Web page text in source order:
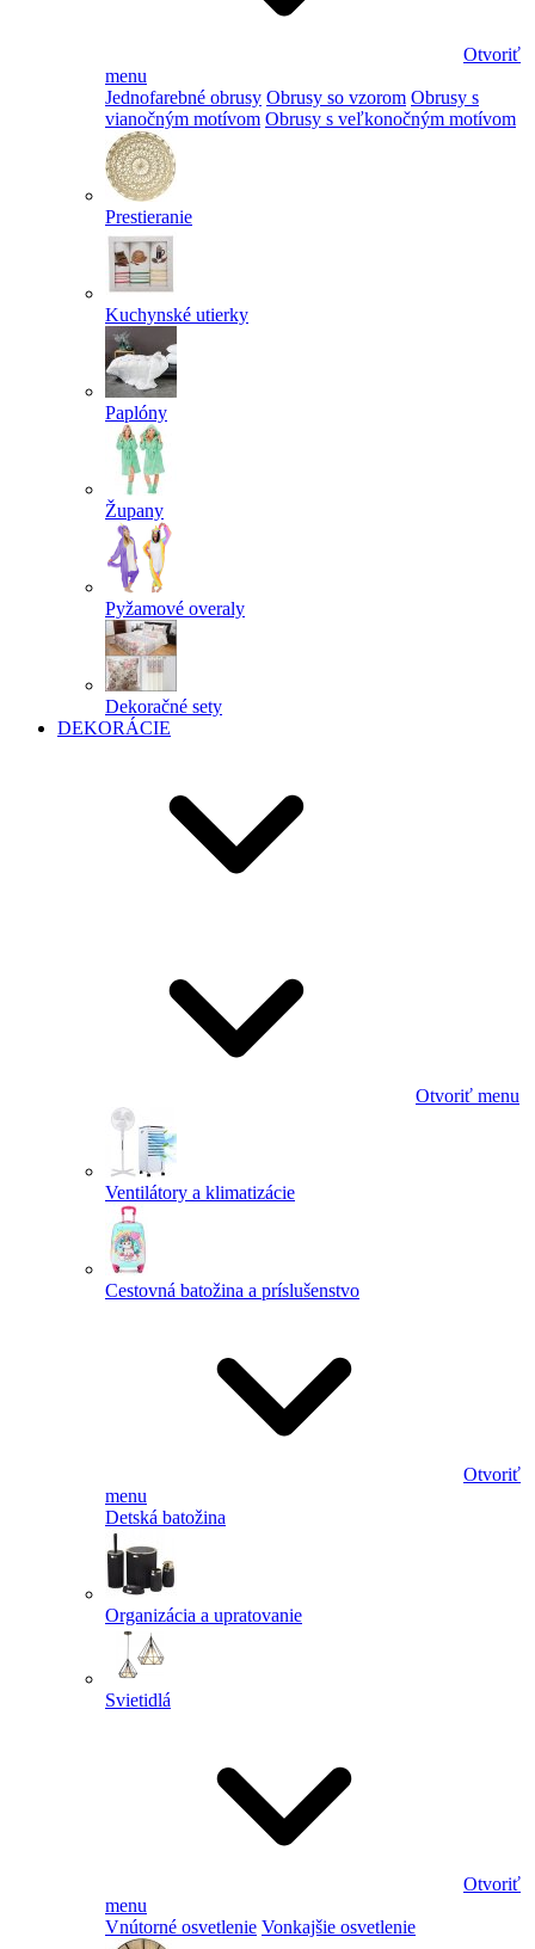
Otvoriť
menu
Jednofarebné obrusy Obrusy so vzorom Obrusy s
vianočným motívom Obrusy s veľkonočným motívom
Prestieranie
Kuchynské utierky
Paplóny
Župany
Pyžamové overaly
Dekoračné sety
DEKORÁCIE
Otvoriť menu
Ventilátory a klimatizácie
Cestovná batožina a príslušenstvo
Otvoriť
menu
Detská batožina
Organizácia a upratovanie
Svietidlá
Otvoriť
menu
Vnútorné osvetlenie Vonkajšie osvetlenie